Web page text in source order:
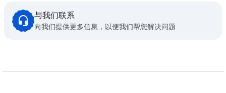
与我们联系
向我们提供更多信息，以便我们帮您解决问题